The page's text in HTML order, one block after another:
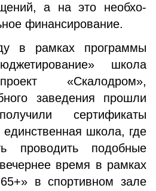
а на это необхо­
финансирование.
в рамках программы
школа
«Скалодром»,
заведения прошли
сертификаты
единственная школа, где
проводить подобные
время в рамках
в спортивном зале